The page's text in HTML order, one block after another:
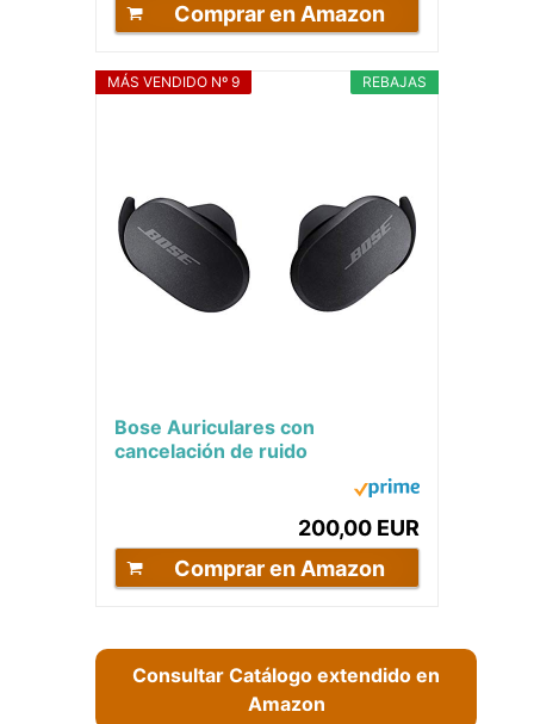
Comprar en Amazon
REBAJAS
MÁS VENDIDO Nº 9
Bose Auriculares con
cancelación de ruido
auriculares inalámbricos...
200,00 EUR
Comprar en Amazon
Consultar Catálogo extendido en
Amazon